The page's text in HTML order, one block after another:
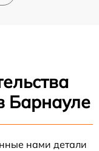
Барнауле
нами детали